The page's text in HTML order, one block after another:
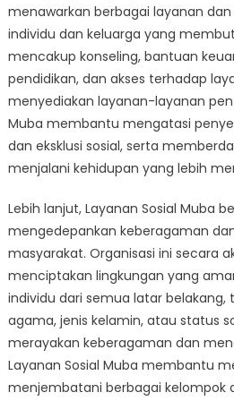
menawarkan berbagai layanan
individu dan keluarga yang
mencakup konseling, bantuan
pendidikan, dan akses terhadap
menyediakan layanan-layanan
Muba membantu mengatasi
dan eksklusi sosial, serta
menjalani kehidupan yang lebih
Lebih lanjut, Layanan Sosial Muba
mengedepankan keberagaman
masyarakat. Organisasi ini secara
menciptakan lingkungan yang
individu dari semua latar
agama, jenis kelamin, atau status
merayakan keberagaman dan
Layanan Sosial Muba membantu
menjembatani berbagai kelompok